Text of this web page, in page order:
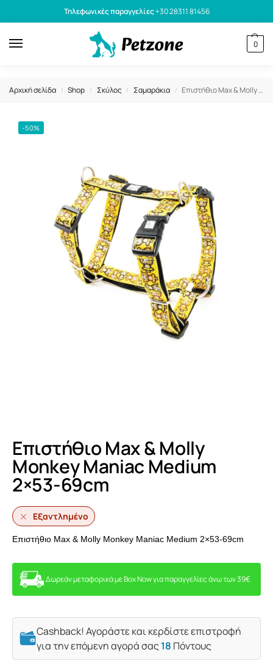
Τηλεφωνικές παραγγελίες+30 28311 81456
0
Αρχική σελίδα / Shop / Σκύλος / Σαμαράκια / Επιστήθιο Max & Molly Monkey Maniac Medium 2×53-69cm
-50%
Επιστήθιο Max & Molly
Monkey Maniac Medium
2×53-69cm
Εξαντλημένο
Επιστήθιο Max & Molly Monkey Maniac Medium 2×53-69cm
Δωρεάν μεταφορικά με Box Now για παραγγελίες άνω των 39€
Cashback! Αγοράστε και κερδίστε επιστροφή
για την επόμενη αγορά σας18 Πόντους